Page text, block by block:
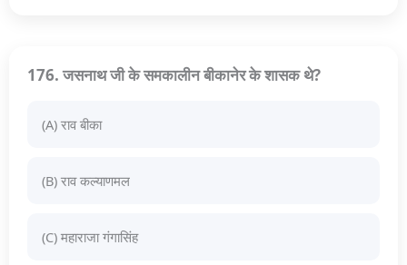
176. जसनाथ जी के समकालीन बीकानेर के शासक थे?
(A) राव बीका
(B) राव कल्याणमल
(C) महाराजा गंगासिंह